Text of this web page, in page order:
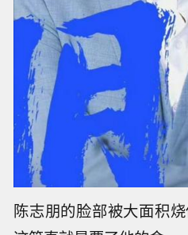
更倒霉的事儿还在后头
古装戏。
有一场戏需要跨过火堆